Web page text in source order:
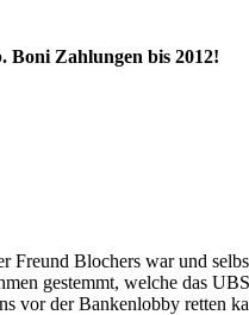
Boni Zahlungen bis 2012!
Freund Blochers war und
gestemmt, welche das
vor der Bankenlobby retten